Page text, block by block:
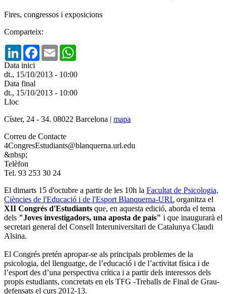
Fires, congressos i exposicions
Comparteix:
LinkedInFacebook
Email
Data inici
dt., 15/10/2013 - 10:00
Data final
dt., 15/10/2013 - 10:00
Lloc
Císter, 24 - 34. 08022 Barcelona | mapa
Correu de Contacte
4CongresEstudiants@blanquerna.url.edu
&nbsp;
Telèfon
Tel. 93 253 30 24
El dimarts 15 d'octubre a partir de les 10h la Facultat de Psicologia,
Ciències de l'Educació i de l'Esport Blanquerna-URL organitza el
XII Congrés d'Estudiants que, en aquesta edició, aborda el tema
dels "Joves investigadors, una aposta de país" i que inaugurarà el
secretari general del Consell Interuniversitari de Catalunya Claudi
Alsina.
El Congrés pretén apropar-se als principals problemes de la
psicologia, del llenguatge, de l’educació i de l’activitat física i de
l’esport des d’una perspectiva crítica i a partir dels interessos dels
propis estudiants, concretats en els TFG -Treballs de Final de Grau-
defensats el curs 2012-13.